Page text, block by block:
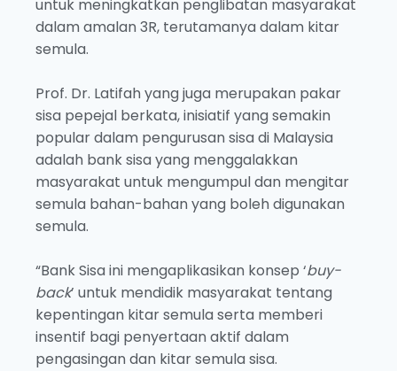
untuk meningkatkan penglibatan masyarakat
dalam amalan 3R, terutamanya dalam kitar
semula.
Prof. Dr. Latifah yang juga merupakan pakar
sisa pepejal berkata, inisiatif yang semakin
popular dalam pengurusan sisa di Malaysia
adalah bank sisa yang menggalakkan
masyarakat untuk mengumpul dan mengitar
semula bahan-bahan yang boleh digunakan
semula.
“Bank Sisa ini mengaplikasikan konsep ‘buy-
back’ untuk mendidik masyarakat tentang
kepentingan kitar semula serta memberi
insentif bagi penyertaan aktif dalam
pengasingan dan kitar semula sisa.